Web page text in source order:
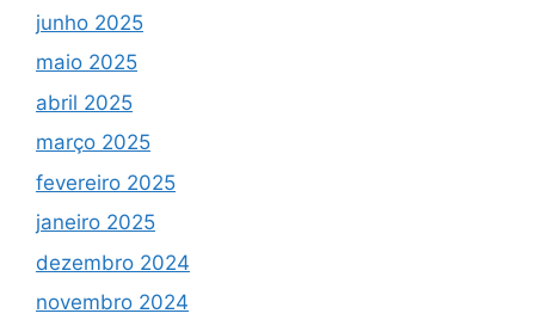
junho 2025
maio 2025
abril 2025
março 2025
fevereiro 2025
janeiro 2025
dezembro 2024
novembro 2024